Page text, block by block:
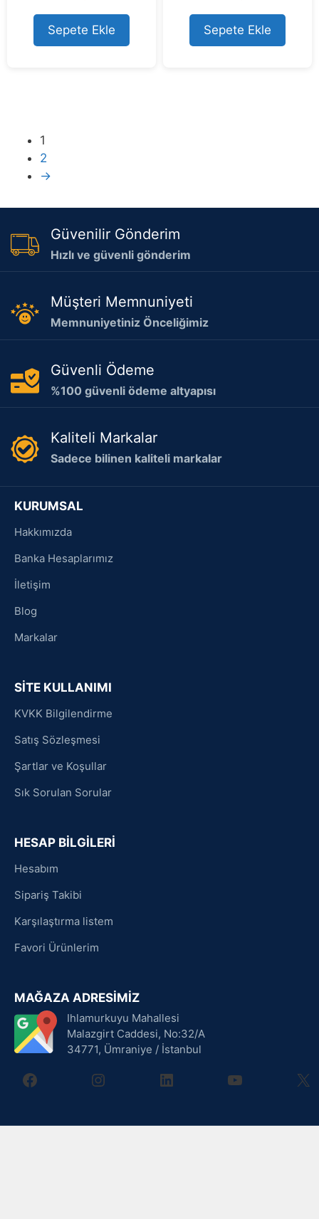
t
o
f
5
Sepete Ekle
t
o
f
5
Sepete Ekle
1
2
→
Güvenilir Gönderim
Hızlı ve güvenli gönderim
Müşteri Memnuniyeti
Memnuniyetiniz Önceliğimiz
Güvenli Ödeme
%100 güvenli ödeme altyapısı
Kaliteli Markalar
Sadece bilinen kaliteli markalar
KURUMSAL
Hakkımızda
Banka Hesaplarımız
İletişim
Blog
Markalar
SİTE KULLANIMI
KVKK Bilgilendirme
Satış Sözleşmesi
Şartlar ve Koşullar
Sık Sorulan Sorular
HESAP BİLGİLERİ
Hesabım
Sipariş Takibi
Karşılaştırma listem
Favori Ürünlerim
MAĞAZA ADRESİMİZ
Ihlamurkuyu Mahallesi
Malazgirt Caddesi, No:32/A
34771, Ümraniye / İstanbul
facebookinstagramlinkedin youtube X